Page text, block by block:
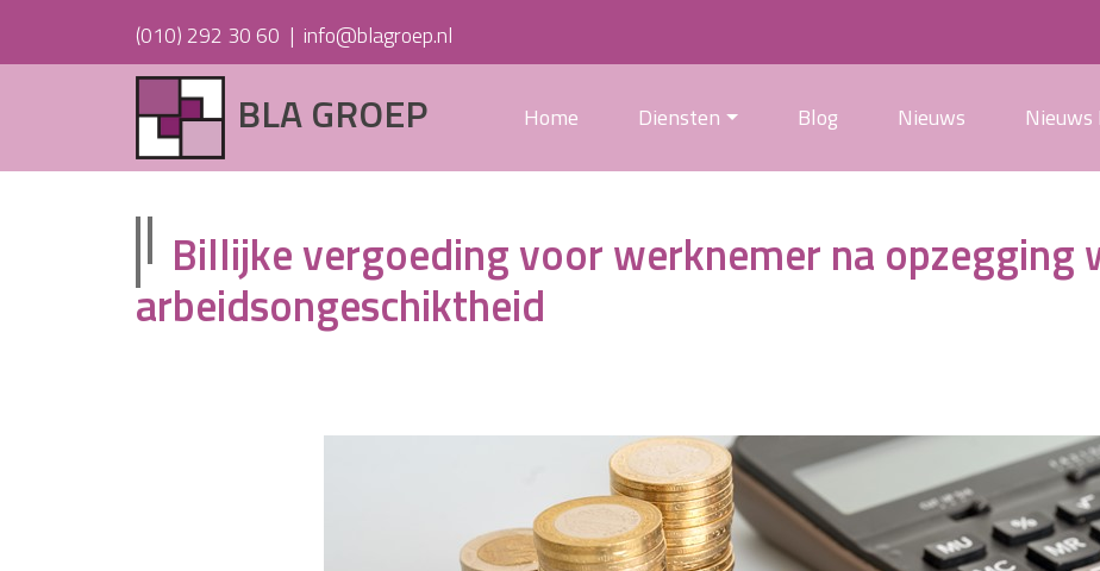
(010) 292 30 60 | info@blagroep.nl
BLA GROEP Home Diensten Blog Nieuws Nieuws
Billijke vergoeding voor werknemer na opzegging
arbeidsongeschiktheid